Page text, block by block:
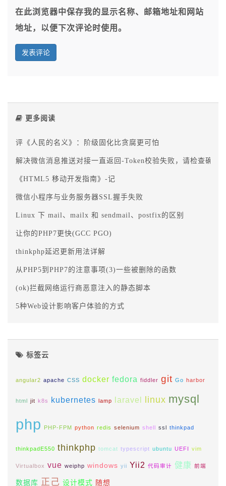
在此浏览器中保存我的显示名称、邮箱地址和网站
地址，以便下次评论时使用。
更多阅读
评《人民的名义》：阶级固化比贪腐更可怕
解决微信消息推送对接一直返回-Token校验失败，请检查确认
《HTML5 移动开发指南》-记
微信小程序与业务服务器SSL握手失败
Linux 下 mail、mailx 和 sendmail、postfix的区别
让你的PHP7更快(GCC PGO)
thinkphp延迟更新用法详解
从PHP5到PHP7的注意事项(3)一些被删除的函数
(ok)拦截网络运行商恶意注入的静态脚本
5种Web设计影响客户体验的方式
标签云
angular2 apache CSS docker fedora fiddler git Go harbor
html jit k8s kubernetes lamp laravel linux mysql
php PHP-FPM python redis selenium shell ssl thinkpad
thinkpadE550 thinkphp tomcat typescript ubuntu UEFI vim
Virtualbox vue weiphp windows yii Yii2 代码审计 健康 前端
数据库 正己 设计模式 随想